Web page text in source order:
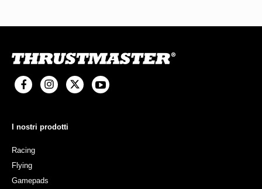
I nostri prodotti
Racing
Flying
Gamepads